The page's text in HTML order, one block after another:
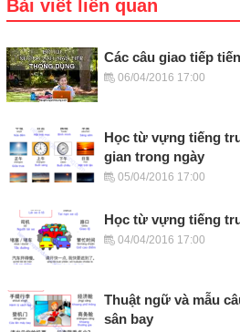
Bài viết liên quan
Các câu giao tiếp
06/04/2016 17:00
Học từ vựng tiếng
gian trong ngày
05/04/2016 17:00
Học từ vựng tiếng
04/04/2016 17:00
Thuật ngữ và mẫu
sân bay